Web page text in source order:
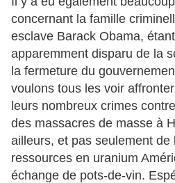
concernant la famille
esclave Barack Obama,
apparemment disparu de la
la fermeture du
voulons tous les voir
leurs nombreux crimes
des massacres de masse à
ailleurs, et pas seulement de
ressources en uranium
échange de pots-de-vin.